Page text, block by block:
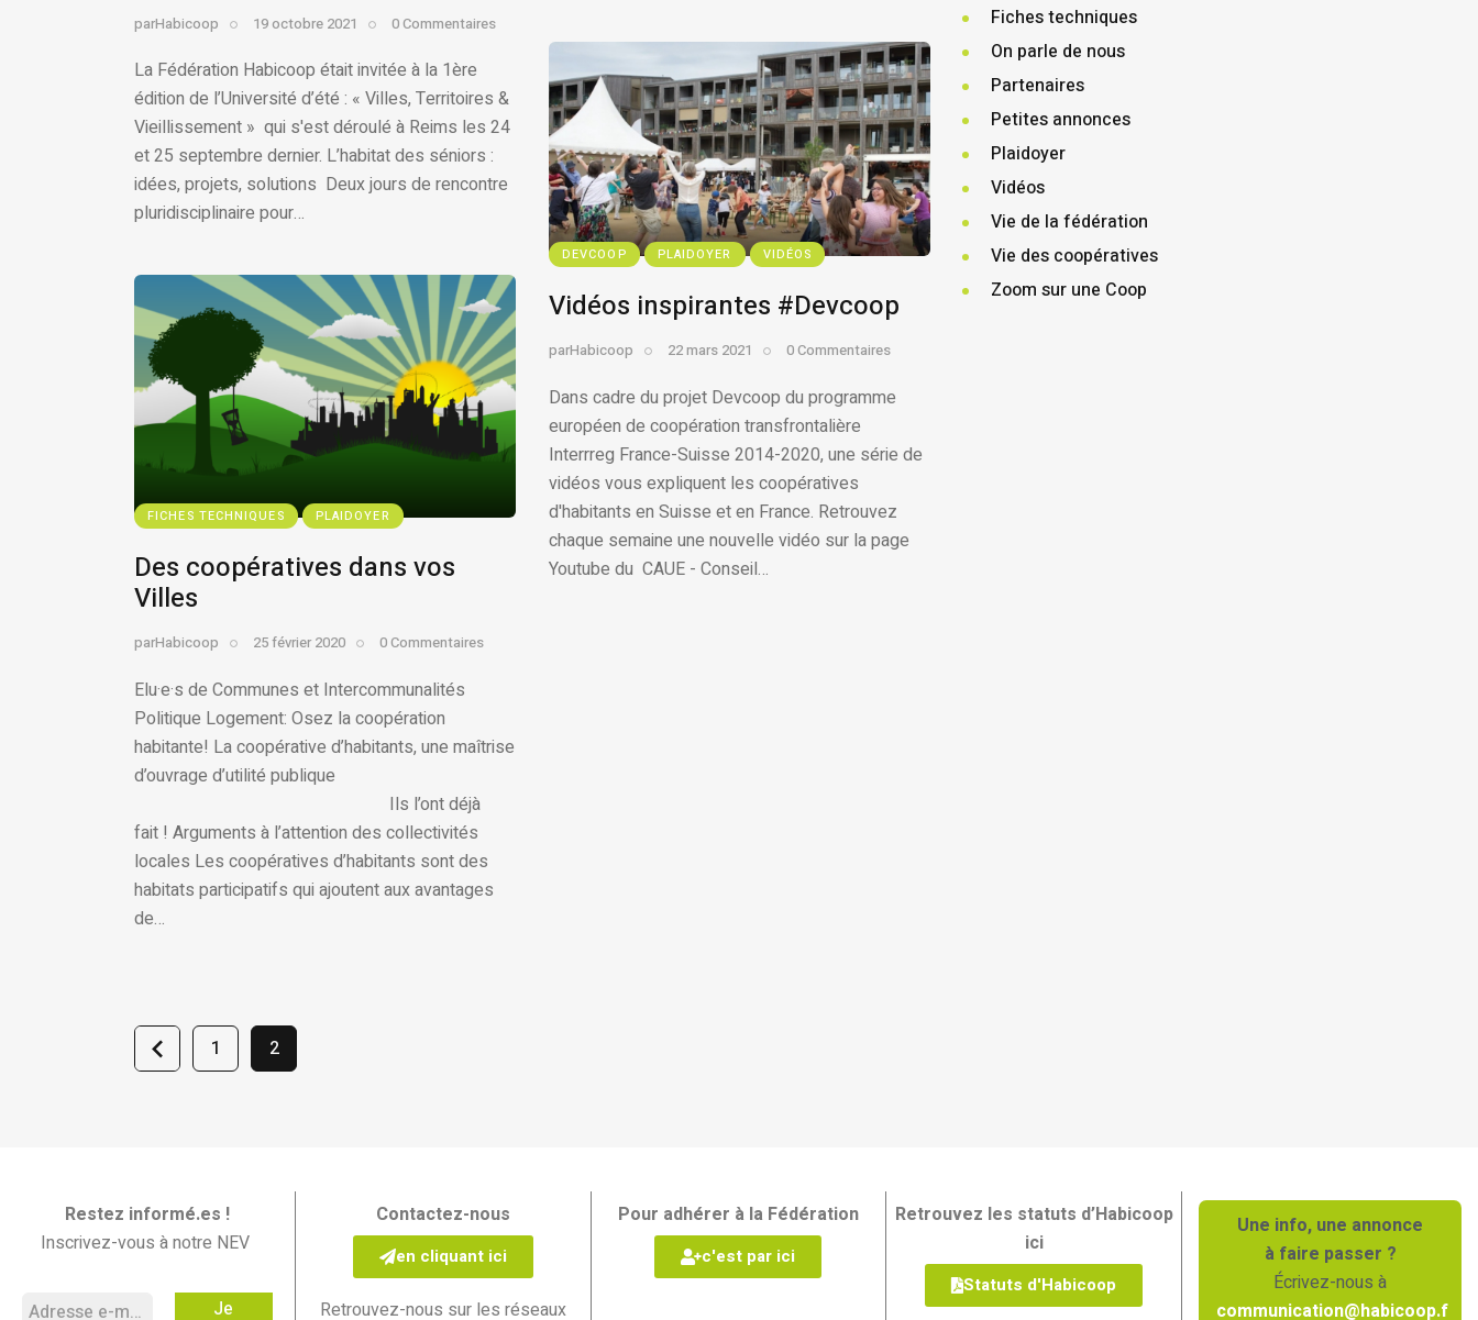
parHabicoop 19 octobre 2021 0 Commentaires
La Fédération Habicoop était invitée à la 1ère
édition de l’Université d’été : « Villes, Territoires &
Vieillissement » qui s'est déroulé à Reims les 24
et 25 septembre dernier. L’habitat des séniors :
idées, projets, solutions Deux jours de rencontre
pluridisciplinaire pour…
DEVCOOP PLAIDOYER VIDÉOS
Vidéos inspirantes #Devcoop
parHabicoop 22 mars 2021 0 Commentaires
Dans cadre du projet Devcoop du programme
européen de coopération transfrontalière
Interrreg France-Suisse 2014-2020, une série de
vidéos vous expliquent les coopératives
d'habitants en Suisse et en France. Retrouvez
chaque semaine une nouvelle vidéo sur la page
Youtube du CAUE - Conseil…
FICHES TECHNIQUES PLAIDOYER
Des coopératives dans vos
Villes
parHabicoop 25 février 2020 0 Commentaires
Elu·e·s de Communes et Intercommunalités
Politique Logement: Osez la coopération
habitante! La coopérative d’habitants, une maîtrise
d’ouvrage d’utilité publique
Ils l’ont déjà
fait ! Arguments à l’attention des collectivités
locales Les coopératives d’habitants sont des
habitats participatifs qui ajoutent aux avantages
de…
1 2
Fiches techniques
On parle de nous
Partenaires
Petites annonces
Plaidoyer
Vidéos
Vie de la fédération
Vie des coopératives
Zoom sur une Coop
Restez informé.es !
Inscrivez-vous à notre NEV
Contactez-nous
en cliquant ici
Retrouvez-nous sur les réseaux
Pour adhérer à la Fédération
c'est par ici
Retrouvez les statuts d’Habicoop
ici
Statuts d'Habicoop
Une info, une annonce
à faire passer ?
Écrivez-nous à
communication@habicoop.f